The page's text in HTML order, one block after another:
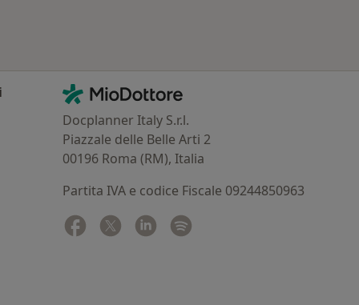
Contatti
MioDottore - Homepage
Docplanner Italy S.r.l.
Piazzale delle Belle Arti 2
00196 Roma (RM), Italia
Partita IVA e codice Fiscale 09244850963
Facebook
si apre in una nuova scheda
Twitter
si apre in una nuova scheda
Linkedin
si apre in una nuova scheda